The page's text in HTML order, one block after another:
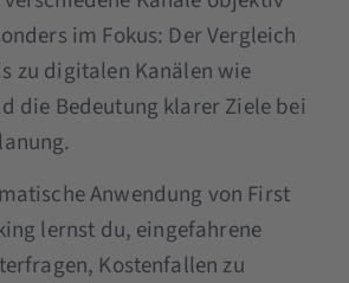
im Fokus: Der Vergleich
zu digitalen Kanälen wie
die Bedeutung klarer Ziele bei
Anwendung von First
lernst du, eingefahrene
Kostenfallen zu